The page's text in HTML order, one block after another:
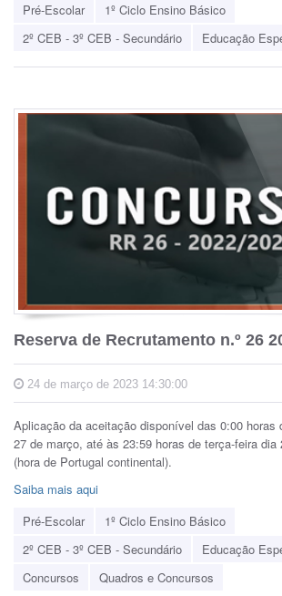
Pré-Escolar
1º Ciclo Ensino Básico
2º CEB - 3º CEB - Secundário
Educação
Reserva de Recrutamento n.º 26
24 de março de 2023 14:30:00
Aplicação da aceitação disponível das 0:00 horas
27 de março, até às 23:59 horas de terça-feira dia
(hora de Portugal continental).
Saiba mais aqui
Pré-Escolar
1º Ciclo Ensino Básico
2º CEB - 3º CEB - Secundário
Educação
Concursos
Quadros e Concursos